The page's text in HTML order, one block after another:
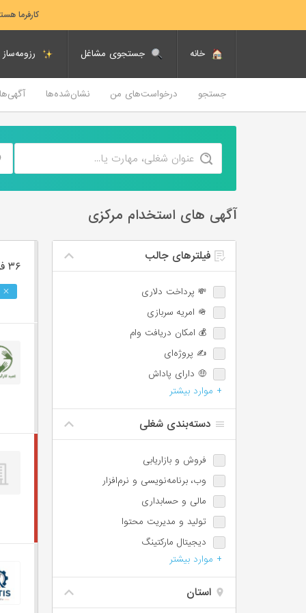
کارفرما
خانه جستجوی مشاغل رزومه‌ساز
جستجو درخواست‌های من نشان‌شده‌ها
آگهی های استخدام مرکزی
💸 پرداخت دلاری
🪖 امریه سربازی
💰 امکان دریافت وام
✍️ پروژه‌ای
🤑 دارای پاداش
💯 دارای پورسانت
📈 امکان ترفیع شغلی
🕐 پاره‌وقت
♿️ امکان استخدام معلولین
⏱️ ساعت کاری شناور
🩺 بیمه تکمیلی
📊 سهام تشویقی
✈️ سفر کاری
+ موارد بیشتر
فروش و بازاریابی
وب،‌ برنامه‌نویسی و نرم‌افزار
مالی و حسابداری
تولید و مدیریت محتوا
دیجیتال مارکتینگ
مسئول دفتر، اجرائی و اداری
+ موارد بیشتر
۳۶ فرصت ‌شغلی